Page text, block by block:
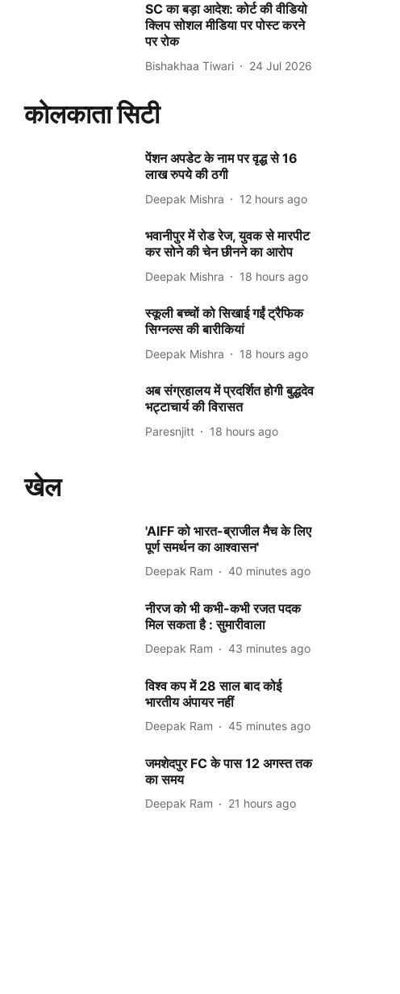
SC का बड़ा आदेश: कोर्ट की वीडियो
क्लिप सोशल मीडिया पर पोस्ट करने
पर रोक
Bishakhaa Tiwari 24 Jul 2026
कोलकाता सिटी
पेंशन अपडेट के नाम पर वृद्ध से 16
लाख रुपये की ठगी
Deepak Mishra 12 hours ago
भवानीपुर में रोड रेज, युवक से मारपीट
कर सोने की चेन छीनने का आरोप
Deepak Mishra 18 hours ago
स्कूली बच्चों को सिखाई गईं ट्रैफिक
सिग्नल्स की बारीकियां
Deepak Mishra 18 hours ago
अब संग्रहालय में प्रदर्शित होगी बुद्धदेव
भट्टाचार्य की विरासत
Paresnjitt 18 hours ago
खेल
'AIFF को भारत-ब्राजील मैच के लिए
पूर्ण समर्थन का आश्वासन'
Deepak Ram 40 minutes ago
नीरज को भी कभी-कभी रजत पदक
मिल सकता है : सुमारीवाला
Deepak Ram 43 minutes ago
विश्व कप में 28 साल बाद कोई
भारतीय अंपायर नहीं
Deepak Ram 45 minutes ago
जमशेदपुर FC के पास 12 अगस्त तक
का समय
Deepak Ram 21 hours ago